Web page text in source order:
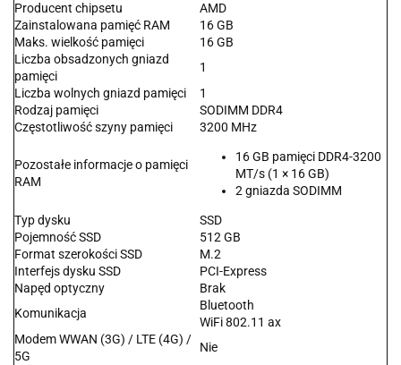
Producent chipsetu
AMD
Zainstalowana pamięć RAM
16 GB
Maks. wielkość pamięci
16 GB
Liczba obsadzonych gniazd
pamięci
1
Liczba wolnych gniazd pamięci
1
Rodzaj pamięci
SODIMM DDR4
Częstotliwość szyny pamięci
3200 MHz
Pozostałe informacje o pamięci
RAM
16 GB pamięci DDR4-3200
MT/s (1 × 16 GB)
2 gniazda SODIMM
Typ dysku
SSD
Pojemność SSD
512 GB
Format szerokości SSD
M.2
Interfejs dysku SSD
PCI-Express
Napęd optyczny
Brak
Komunikacja
Bluetooth
WiFi 802.11 ax
Modem WWAN (3G) / LTE (4G) /
5G
Nie